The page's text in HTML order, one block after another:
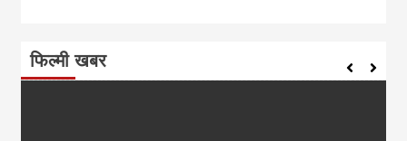
फिल्मी खबर